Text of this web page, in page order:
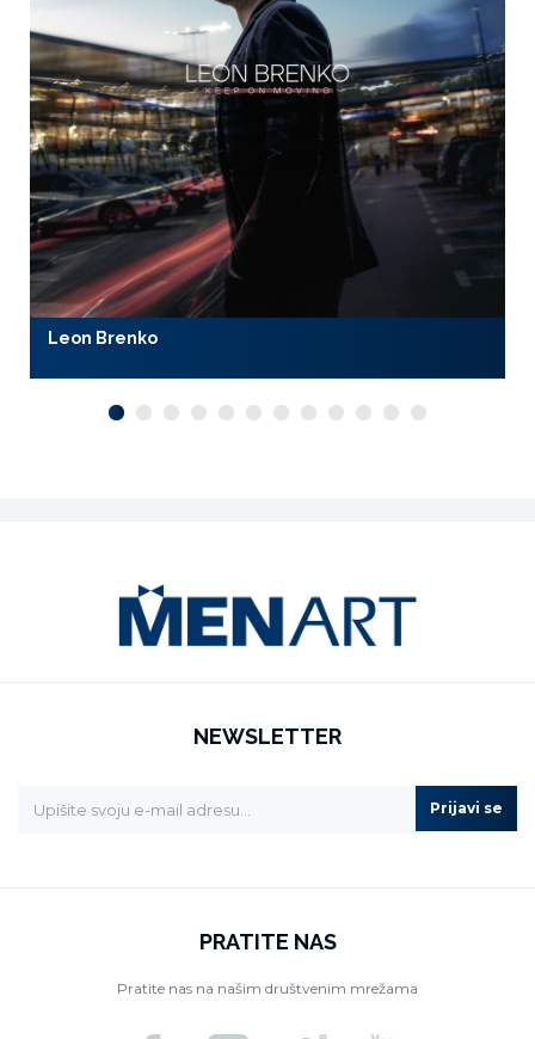
Leon Brenko
NEWSLETTER
Prijavi se
PRATITE NAS
Pratite nas na našim društvenim mrežama